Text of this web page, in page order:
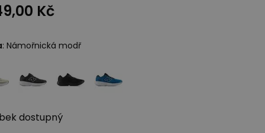
Kč
: Námořnická modř
dostupný